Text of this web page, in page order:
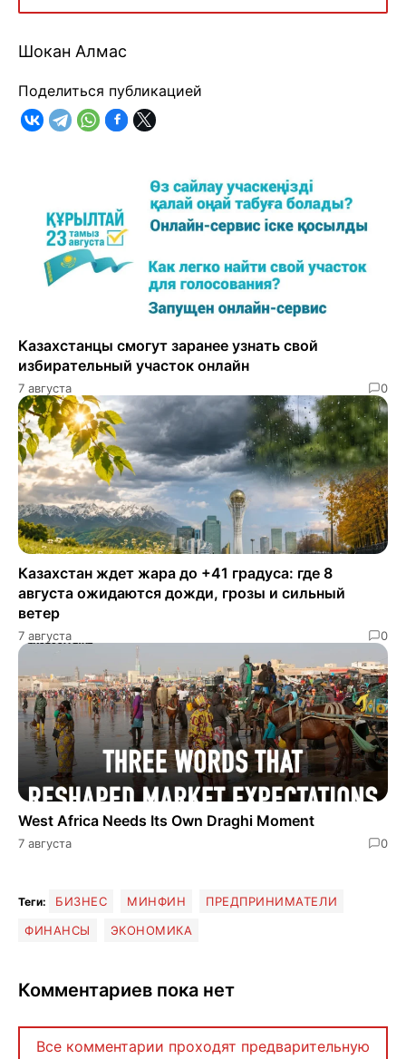
Шокан Алмас
Поделиться публикацией
Казахстанцы смогут заранее узнать свой
избирательный участок онлайн
7 августа 0
Казахстан ждет жара до +41 градуса: где 8
августа ожидаются дожди, грозы и сильный
ветер
7 августа 0
West Africa Needs Its Own Draghi Moment
7 августа 0
Теги: БИЗНЕС МИНФИН
ПРЕДПРИНИМАТЕЛИ
ФИНАНСЫ
ЭКОНОМИКА
Комментариев пока нет
Все комментарии проходят предварительную